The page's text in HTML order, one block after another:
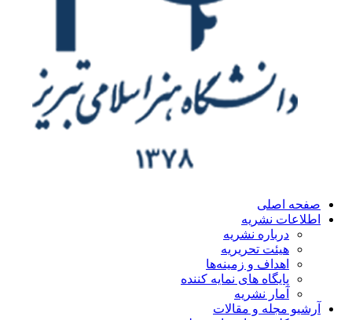
اصلی
نشریه
درباره نشریه
هیئت تحریریه
اهداف و زمینه‌ها
پایگاه های نمایه کننده
آمار نشریه
مجله و مقالات